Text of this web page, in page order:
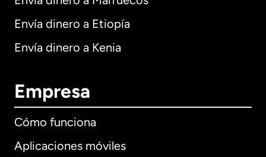
Envía dinero a Etiopía
Envía dinero a Kenia
Empresa
Cómo funciona
Aplicaciones móviles